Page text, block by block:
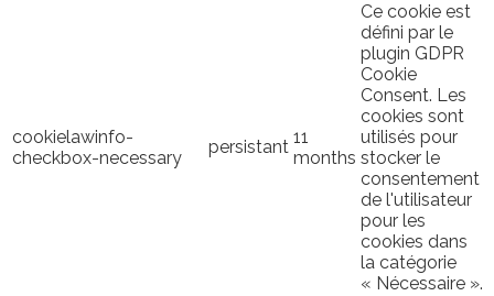
cookielawinfo-
checkbox-necessary
persistant 11
months
Ce cookie est
défini par le
plugin GDPR
Cookie
Consent. Les
cookies sont
utilisés pour
stocker le
consentement
de l'utilisateur
pour les
cookies dans
la catégorie
« Nécessaire ».